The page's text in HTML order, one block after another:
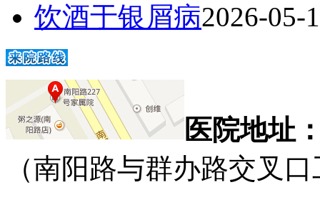
饮酒于银屑病2026-05-
医院地址
（南阳路与群办路交叉